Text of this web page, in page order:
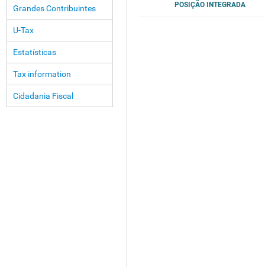
Grandes Contribuintes
U-Tax
Estatísticas
Tax information
Cidadania Fiscal
POSIÇÃO INTEGRADA